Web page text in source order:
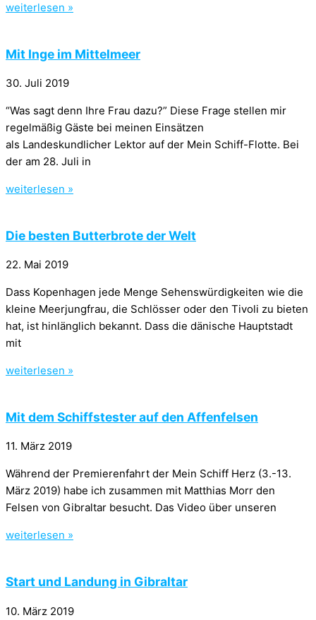
weiterlesen »
Mit Inge im Mittelmeer
30. Juli 2019
“Was sagt denn Ihre Frau dazu?” Diese Frage stellen mir
regelmäßig Gäste bei meinen Einsätzen
als Landeskundlicher Lektor auf der Mein Schiff-Flotte. Bei
der am 28. Juli in
weiterlesen »
Die besten Butterbrote der Welt
22. Mai 2019
Dass Kopenhagen jede Menge Sehenswürdigkeiten wie die
kleine Meerjungfrau, die Schlösser oder den Tivoli zu bieten
hat, ist hinlänglich bekannt. Dass die dänische Hauptstadt
mit
weiterlesen »
Mit dem Schiffstester auf den Affenfelsen
11. März 2019
Während der Premierenfahrt der Mein Schiff Herz (3.-13.
März 2019) habe ich zusammen mit Matthias Morr den
Felsen von Gibraltar besucht. Das Video über unseren
weiterlesen »
Start und Landung in Gibraltar
10. März 2019